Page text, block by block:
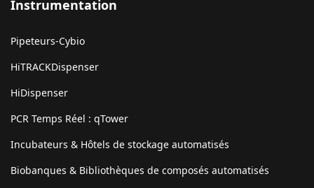
Instrumentation
Pipeteurs-Cybio
HiTRACKDispenser
HiDispenser
PCR Temps Réel : qTower
Incubateurs & Hôtels de stockage automatisés
Biobanques & Bibliothèques de composés automatisés